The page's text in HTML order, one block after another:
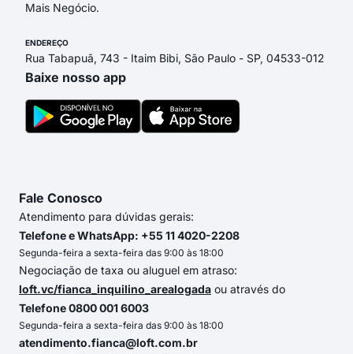
Mais Negócio.
ENDEREÇO
Rua Tabapuã, 743 - Itaim Bibi, São Paulo - SP, 04533-012
Baixe nosso app
Fale Conosco
Atendimento para dúvidas gerais:
Telefone e WhatsApp: +55 11 4020-2208
Segunda-feira a sexta-feira das 9:00 às 18:00
Negociação de taxa ou aluguel em atraso:
loft.vc/fianca_inquilino_arealogada ou através do
Telefone 0800 001 6003
Segunda-feira a sexta-feira das 9:00 às 18:00
atendimento.fianca@loft.com.br